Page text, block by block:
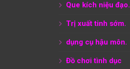
Que kích niệu đạo.
Trị xuất tinh sớm.
dụng cụ hậu môn.
Đồ chơi tình dục